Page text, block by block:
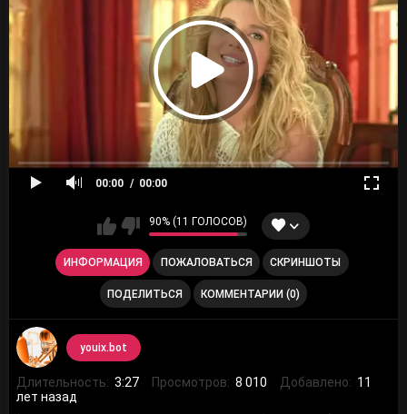
00:00 00:00
90% (11 ГОЛОСОВ)
ИНФОРМАЦИЯ ПОЖАЛОВАТЬСЯ СКРИНШОТЫ
ПОДЕЛИТЬСЯ КОММЕНТАРИИ (0)
youix.bot
Длительность: 3:27 Просмотров: 8 010 Добавлено: 11
лет назад